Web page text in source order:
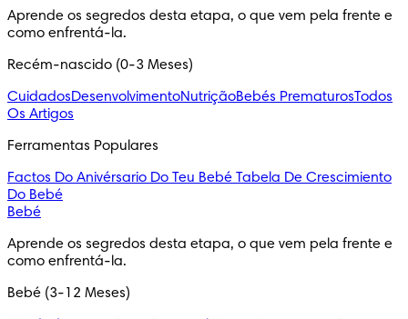
Aprende os segredos desta etapa, o que vem pela frente e
como enfrentá-la.
Recém-nascido (0-3 Meses)
CuidadosDesenvolvimentoNutriçãoBebés PrematurosTodos
Os Artigos
Ferramentas Populares
Factos Do Anivérsario Do Teu Bebé Tabela De Crescimiento
Do Bebé
Bebé
Aprende os segredos desta etapa, o que vem pela frente e
como enfrentá-la.
Bebé (3-12 Meses)